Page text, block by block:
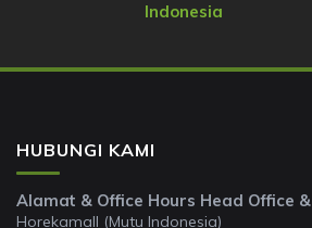
Indonesia
HUBUNGI KAMI
Alamat & Office Hours Head Office
Horekamall (Mutu Indonesia)